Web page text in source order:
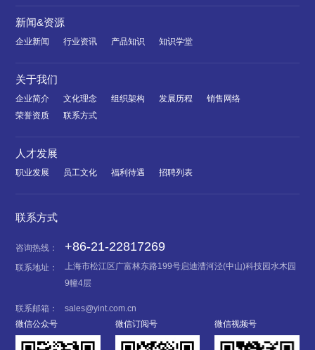
新闻&资源
企业新闻 行业资讯 产品知识 知识学堂
关于我们
企业简介 文化理念 组织架构 发展历程
销售网络
荣誉资质
联系方式
人才发展
职业发展 员工文化 福利待遇 招聘列表
联系方式
咨询热线： +86-21-22817269
联系地址：
上海市松江区广富林东路199号启迪漕河泾(中山)科技园水木园
9幢4层
联系邮箱：
sales@yint.com.cn
微信公众号
微信订阅号 微信视频号